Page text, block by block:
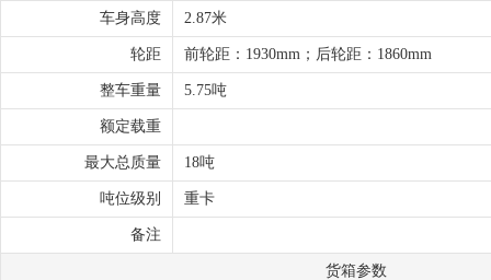
车身高度 2.87米
轮距 前轮距：1930mm；后轮距：1860mm
整车重量 5.75吨
额定载重
最大总质量 18吨
吨位级别 重卡
备注
货箱参数